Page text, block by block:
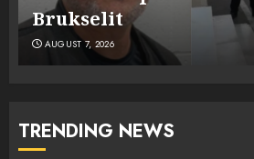
në aksident tre
AUGUST 7, 2026
TRENDING NEWS
1
Policia
Frakull